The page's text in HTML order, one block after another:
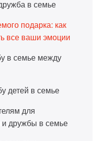
в семье
подарка: как
все ваши эмоции
в семье между
детей в семье
для
дружбы в семье